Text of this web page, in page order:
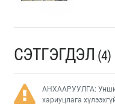
СЭТГЭГДЭЛ (4)
АНХААРУУЛГА:
хариуцлага